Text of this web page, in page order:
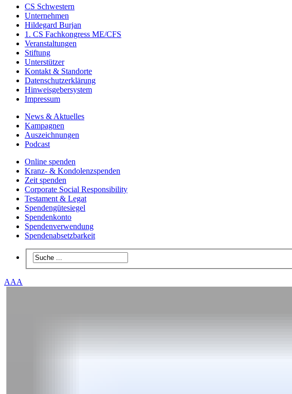
CS Schwestern
Unternehmen
Hildegard Burjan
1. CS Fachkongress ME/CFS
Veranstaltungen
Stiftung
Unterstützer
Kontakt & Standorte
Datenschutzerklärung
Hinweisgebersystem
Impressum
News & Aktuelles
Kampagnen
Auszeichnungen
Podcast
Online spenden
Kranz- & Kondolenzspenden
Zeit spenden
Corporate Social Responsibility
Testament & Legat
Spendengütesiegel
Spendenkonto
Spendenverwendung
Spendenabsetzbarkeit
AAA